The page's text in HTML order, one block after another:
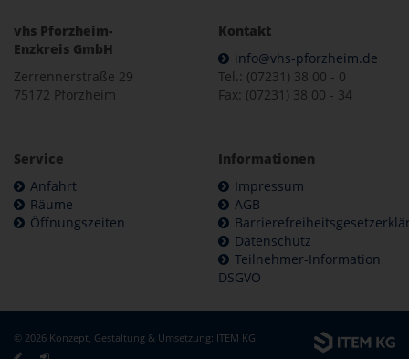
vhs Pforzheim-
Enzkreis GmbH
Zerrennerstraße 29
75172 Pforzheim
Kontakt
info@vhs-pforzheim.de
Tel.: (07231) 38 00 - 0
Fax: (07231) 38 00 - 34
Service
Anfahrt
Räume
Öffnungszeiten
Informationen
Impressum
AGB
Datenschutz
Teilnehmer-Information
DSGVO
© 2026 Konzept, Gestaltung & Umsetzung: ITEM KG